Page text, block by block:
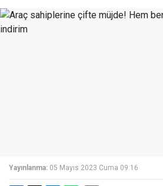
Yayınlanma: 05 Mayıs 2023 Cuma 09:16